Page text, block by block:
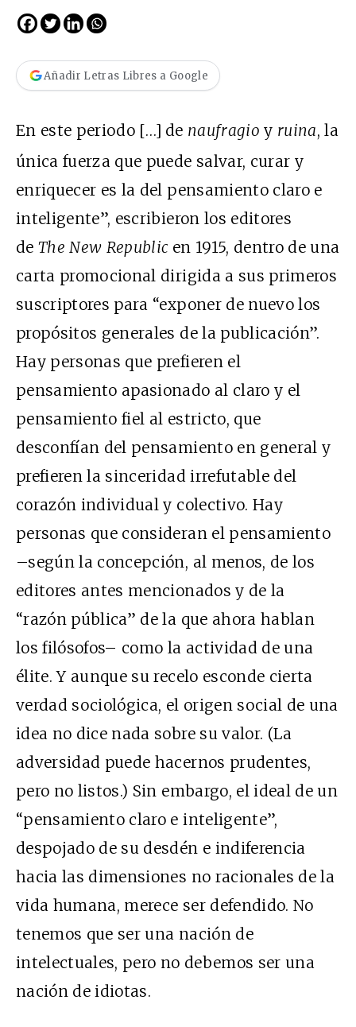
Añadir Letras Libres a Google
En este periodo […] de naufragio y ruina, la
única fuerza que puede salvar, curar y
enriquecer es la del pensamiento claro e
inteligente”, escribieron los editores
deThe New Republic en 1915, dentro de una
carta promocional dirigida a sus primeros
suscriptores para “exponer de nuevo los
propósitos generales de la publicación”.
Hay personas que prefieren el
pensamiento apasionado al claro y el
pensamiento fiel al estricto, que
desconfían del pensamiento en general y
prefieren la sinceridad irrefutable del
corazón individual y colectivo. Hay
personas que consideran el pensamiento
–según la concepción, al menos, de los
editores antes mencionados y de la
“razón pública” de la que ahora hablan
los filósofos– como la actividad de una
élite. Y aunque su recelo esconde cierta
verdad sociológica, el origen social de una
idea no dice nada sobre su valor. (La
adversidad puede hacernos prudentes,
pero no listos.) Sin embargo, el ideal de un
“pensamiento claro e inteligente”,
despojado de su desdén e indiferencia
hacia las dimensiones no racionales de la
vida humana, merece ser defendido. No
tenemos que ser una nación de
intelectuales, pero no debemos ser una
nación de idiotas.